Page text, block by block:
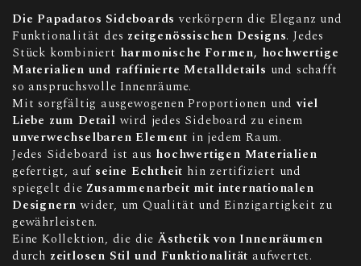
Die Papadatos Sideboards verkörpern die Eleganz und
Funktionalität des zeitgenössischen Designs. Jedes
Stück kombiniert harmonische Formen, hochwertige
Materialien und raffinierte Metalldetails und schafft
so anspruchsvolle Innenräume.
Mit sorgfältig ausgewogenen Proportionen undviel
Liebe zum Detail wird jedes Sideboard zu einem
unverwechselbaren Element in jedem Raum.
Jedes Sideboard ist aus hochwertigen Materialien
gefertigt, auf seine Echtheit hin zertifiziert und
spiegelt die Zusammenarbeit mit internationalen
Designern wider, um Qualität und Einzigartigkeit zu
gewährleisten.
Eine Kollektion, die die Ästhetik von Innenräumen
durch zeitlosen Stil und Funktionalität aufwertet.